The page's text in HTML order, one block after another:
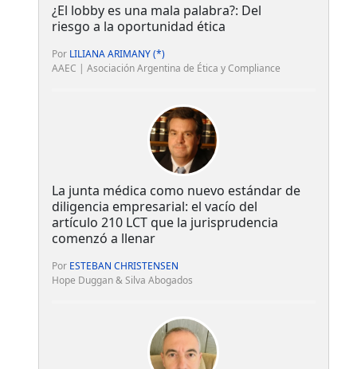
¿El lobby es una mala palabra?: Del
riesgo a la oportunidad ética
Por LILIANA ARIMANY (*)
AAEC | Asociación Argentina de Ética y Compliance
La junta médica como nuevo estándar de
diligencia empresarial: el vacío del
artículo 210 LCT que la jurisprudencia
comenzó a llenar
Por ESTEBAN CHRISTENSEN
Hope Duggan & Silva Abogados